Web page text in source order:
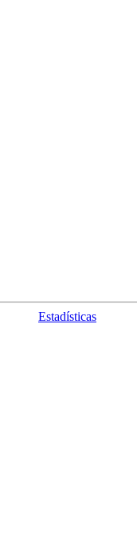
Estadísticas